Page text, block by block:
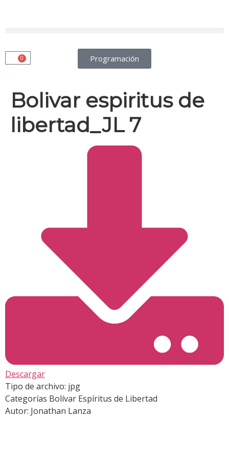
Programación
0
Bolivar espiritus de
libertad_JL 7
Descargar
Tipo de archivo: jpg
Categorías Bolívar Espíritus de Libertad
Autor: Jonathan Lanza